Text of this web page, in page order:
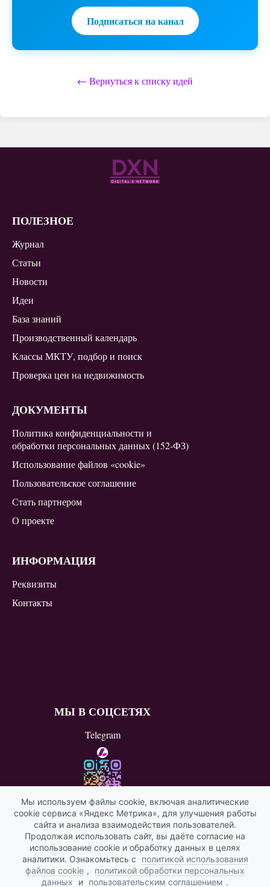
Подписаться на канал
← Вернуться к списку идей
ПОЛЕЗНОЕ
Журнал
Статьи
Новости
Идеи
База знаний
Производственный календарь
Классы МКТУ, подбор и поиск
Проверка цен на недвижимость
ДОКУМЕНТЫ
Политика конфиденциальности и
обработки персональных данных (152-ФЗ)
Использование файлов «cookie»
Пользовательское соглашение
Стать партнером
О проекте
ИНФОРМАЦИЯ
Реквизиты
Контакты
МЫ В СОЦСЕТЯХ
Telegram
ВКонтакте
Яндекс ИКС
Мы используем файлы cookie, включая аналитические
cookie сервиса «Яндекс Метрика», для улучшения работы
сайта и анализа взаимодействия пользователей.
Продолжая использовать сайт, вы даёте согласие на
использование cookie и обработку данных в целях
аналитики. Ознакомьтесь с
политикой использования
файлов cookie ,
политикой обработки персональных
данных
и пользовательским соглашением .